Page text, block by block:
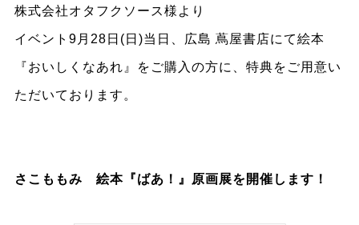
株式会社オタフクソース様より
イベント9月28日(日)当日、広島 蔦屋書店にて絵本
『おいしくなあれ』をご購入の方に、特典をご用意い
ただいております。
さこももみ 絵本『ばあ！』原画展を開催します！